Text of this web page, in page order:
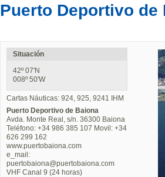
Puerto Deportivo de
Situación
42º 07'N
008º 50'W
Cartas Náuticas: 924, 925, 9241 IHM
Puerto Deportivo de Baiona
Avda. Monte Real, s/n. 36300 Baiona
Teléfono: +34 986 385 107 Movil: +34
626 299 162
www.puertobaiona.com
e_mail:
puertobaiona@puertobaiona.com
VHF Canal 9 (24 horas)